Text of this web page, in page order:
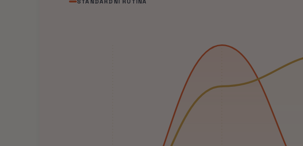
STANDARDNÍ RUTINA